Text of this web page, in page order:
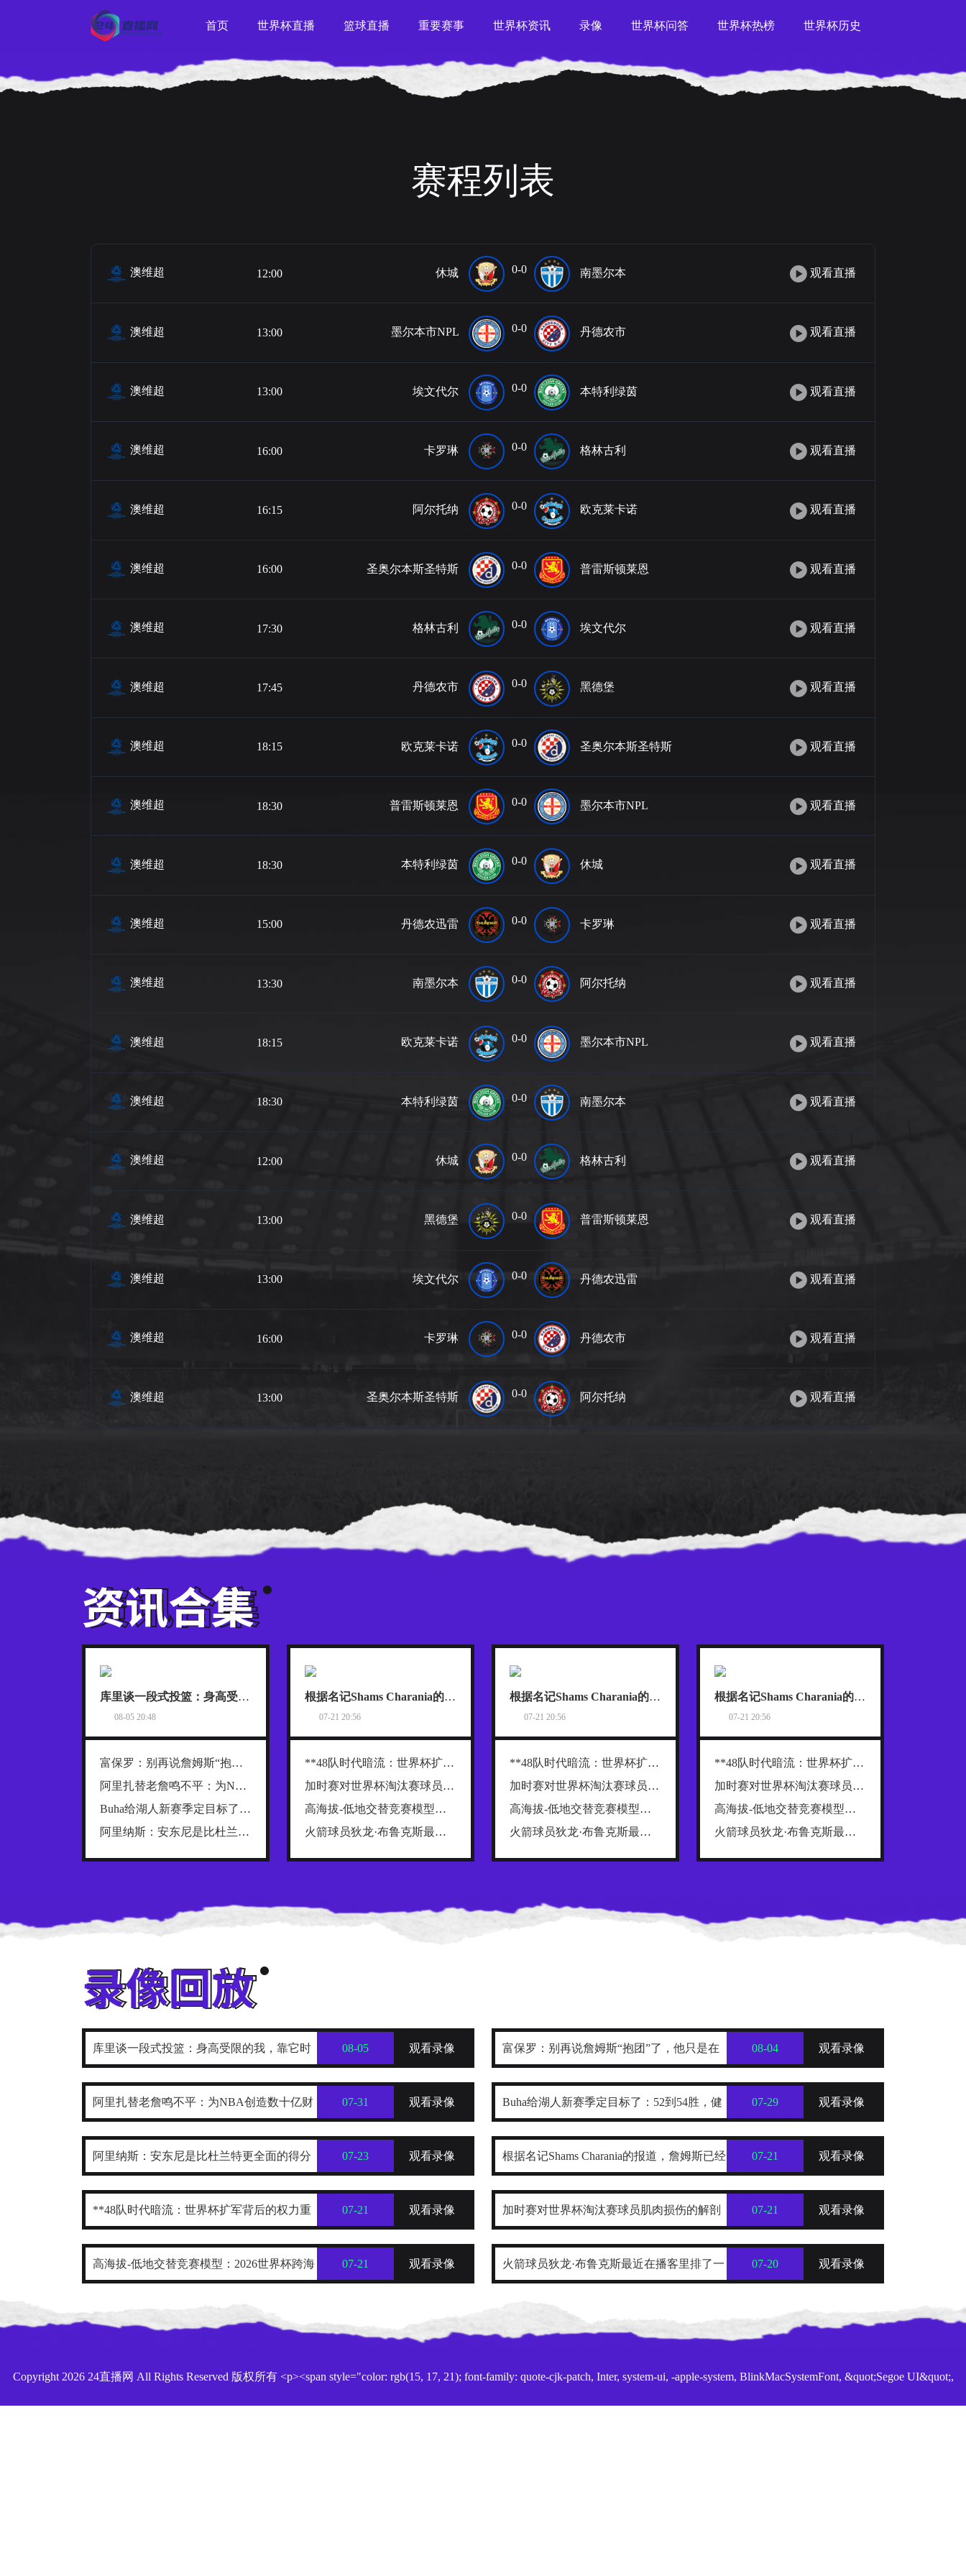
首页 世界杯直播 篮球直播 重要赛事 世界杯资讯 录像 世界杯问答 世界杯热榜 世界杯历史
赛程列表
澳维超 12:00 休城 0-0 南墨尔本 观看直播
澳维超 13:00 墨尔本市NPL 0-0 丹德农市 观看直播
澳维超 13:00 埃文代尔 0-0 本特利绿茵 观看直播
澳维超 16:00 卡罗琳 0-0 格林古利 观看直播
澳维超 16:15 阿尔托纳 0-0 欧克莱卡诺 观看直播
澳维超 16:00 圣奥尔本斯圣特斯 0-0 普雷斯顿莱恩 观看直播
澳维超 17:30 格林古利 0-0 埃文代尔 观看直播
澳维超 17:45 丹德农市 0-0 黑德堡 观看直播
澳维超 18:15 欧克莱卡诺 0-0 圣奥尔本斯圣特斯 观看直播
澳维超 18:30 普雷斯顿莱恩 0-0 墨尔本市NPL 观看直播
澳维超 18:30 本特利绿茵 0-0 休城 观看直播
澳维超 15:00 丹德农迅雷 0-0 卡罗琳 观看直播
澳维超 13:30 南墨尔本 0-0 阿尔托纳 观看直播
澳维超 18:15 欧克莱卡诺 0-0 墨尔本市NPL 观看直播
澳维超 18:30 本特利绿茵 0-0 南墨尔本 观看直播
澳维超 12:00 休城 0-0 格林古利 观看直播
澳维超 13:00 黑德堡 0-0 普雷斯顿莱恩 观看直播
澳维超 13:00 埃文代尔 0-0 丹德农迅雷 观看直播
澳维超 16:00 卡罗琳 0-0 丹德农市 观看直播
澳维超 13:00 圣奥尔本斯圣特斯 0-0 阿尔托纳 观看直播
库里谈一段式投篮：身高受限的我，靠它时刻保持发力与极快出手
08-05 20:48
富保罗：别再说詹姆斯“抱团”了，他只是在寻找最好的合作者
阿里扎替老詹鸣不平：为NBA创造数十亿财富，2年800万被亏待了
Buha给湖人新赛季定目标了：52到54胜，健康前提下西部前四稳了
阿里纳斯：安东尼是比杜兰特更全面的得分手
根据名记Shams Charania的报道，詹姆斯已经把目标范围缩小到了热火、骑士和76人这三支东部球队
07-21 20:56
**48队时代暗流：世界杯扩军背后的权力重构与利益争夺战**
加时赛对世界杯淘汰赛球员肌肉损伤的解剖学分布规律及关键诱因探究
高海拔-低地交替竞赛模型：2026世界杯跨海拔赛程的生理极限阈值与恢复窗口分析
火箭球员狄龙·布鲁克斯最近在播客里排了一份“NBA五大抱怨大王”榜单，名单一出来，球迷就炸了
根据名记Shams Charania的报道，詹姆斯已经把目标范围缩小到了热火、骑士和76人这三支东部球队
07-21 20:56
**48队时代暗流：世界杯扩军背后的权力重构与利益争夺战**
加时赛对世界杯淘汰赛球员肌肉损伤的解剖学分布规律及关键诱因探究
高海拔-低地交替竞赛模型：2026世界杯跨海拔赛程的生理极限阈值与恢复窗口分析
火箭球员狄龙·布鲁克斯最近在播客里排了一份“NBA五大抱怨大王”榜单，名单一出来，球迷就炸了
根据名记Shams Charania的报道，詹姆斯已经把目标范围缩小到了热火、骑士和76人这三支东部球队
07-21 20:56
**48队时代暗流：世界杯扩军背后的权力重构与利益争夺战**
加时赛对世界杯淘汰赛球员肌肉损伤的解剖学分布规律及关键诱因探究
高海拔-低地交替竞赛模型：2026世界杯跨海拔赛程的生理极限阈值与恢复窗口分析
火箭球员狄龙·布鲁克斯最近在播客里排了一份“NBA五大抱怨大王”榜单，名单一出来，球迷就炸了
库里谈一段式投篮：身高受限的我，靠它时
刻保持发力与极快出手
08-05 观看录像 富保罗：别再说詹姆斯“抱团”了，他只是在
寻找最好的合作者
08-04 观看录像
阿里扎替老詹鸣不平：为NBA创造数十亿财
富，2年800万被亏待了
07-31 观看录像 Buha给湖人新赛季定目标了：52到54胜，健
康前提下西部前四稳了
07-29 观看录像
阿里纳斯：安东尼是比杜兰特更全面的得分
手
07-23 观看录像 根据名记Shams Charania的报道，詹姆斯已经
把目标范围缩小到了热火、骑士和76人这三支
07-21 观看录像
**48队时代暗流：世界杯扩军背后的权力重
构与利益争夺战**
07-21 观看录像 加时赛对世界杯淘汰赛球员肌肉损伤的解剖
学分布规律及关键诱因探究
07-21 观看录像
高海拔-低地交替竞赛模型：2026世界杯跨海 07-21 观看录像 火箭球员狄龙·布鲁克斯最近在播客里排了一 07-20 观看录像
Copyright 2026 24直播网 All Rights Reserved 版权所有 <p><span style="color: rgb(15, 17, 21); font-family: quote-cjk-patch, Inter, system-ui, -apple-system, BlinkMacSystemFont, &quot;Segoe UI&quot;,